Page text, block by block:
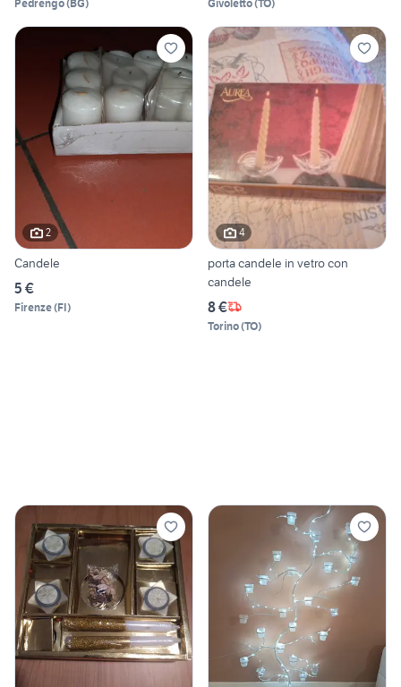
Pedrengo(BG) Givoletto(TO)
2
Candele
5 €
Firenze(FI)
4
porta candele in vetro con
candele
8 €
Torino(TO)